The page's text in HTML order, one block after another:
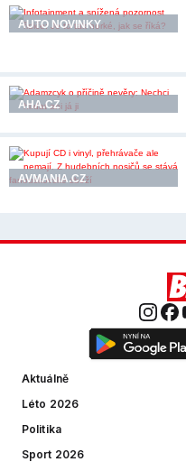
AUTO NOVINKY
AHA.CZ
AVMANIA.CZ
Aktuálně
Léto 2026
Politika
Sport 2026